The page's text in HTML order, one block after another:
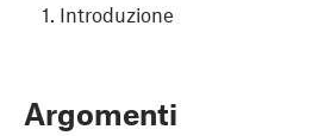
1. Introduzione
Argomenti